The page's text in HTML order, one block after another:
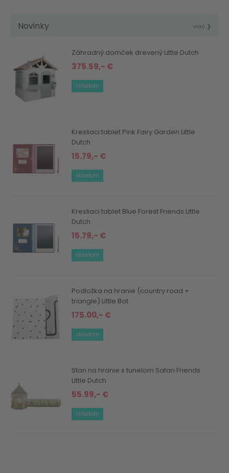
Novinky viac ❯
Záhradný domček drevený Little Dutch
375.59,- €
skladom
Kresliaci tablet Pink Fairy Garden Little
Dutch
15.79,- €
skladom
Kresliaci tablet Blue Forest Friends Little
Dutch
15.79,- €
skladom
Podložka na hranie (country road +
triangle) Little Bot
175.00,- €
skladom
Stan na hranie s tunelom Safari Friends
Little Dutch
55.99,- €
skladom